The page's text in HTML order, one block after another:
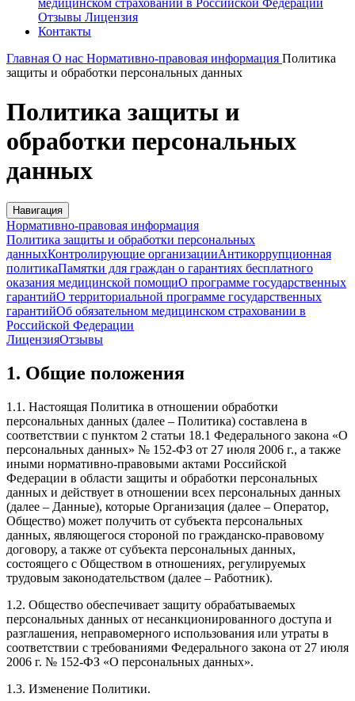
медицинском страховании в Российской Федерации
Отзывы Лицензия
Контакты
Главная О нас Нормативно-правовая информация Политика
защиты и обработки персональных данных
Политика защиты и
обработки персональных
данных
Навигация
Нормативно-правовая информация
Политика защиты и обработки персональных
данныхКонтролирующие организацииАнтикоррупционная
политикаПамятки для граждан о гарантиях бесплатного
оказания медицинской помощиО программе государственных
гарантийО территориальной программе государственных
гарантийОб обязательном медицинском страховании в
Российской Федерации
ЛицензияОтзывы
1. Общие положения
1.1. Настоящая Политика в отношении обработки
персональных данных (далее – Политика) составлена в
соответствии с пунктом 2 статьи 18.1 Федерального закона «О
персональных данных» № 152-ФЗ от 27 июля 2006 г., а также
иными нормативно-правовыми актами Российской
Федерации в области защиты и обработки персональных
данных и действует в отношении всех персональных данных
(далее – Данные), которые Организация (далее – Оператор,
Общество) может получить от субъекта персональных
данных, являющегося стороной по гражданско-правовому
договору, а также от субъекта персональных данных,
состоящего с Обществом в отношениях, регулируемых
трудовым законодательством (далее – Работник).
1.2. Общество обеспечивает защиту обрабатываемых
персональных данных от несанкционированного доступа и
разглашения, неправомерного использования или утраты в
соответствии с требованиями Федерального закона от 27 июля
2006 г. № 152-ФЗ «О персональных данных».
1.3. Изменение Политики.